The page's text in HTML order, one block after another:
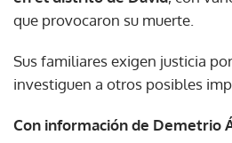
que provocaron su muerte.
Sus familiares exigen justicia
investiguen a otros posibles
Con información de Demetrio